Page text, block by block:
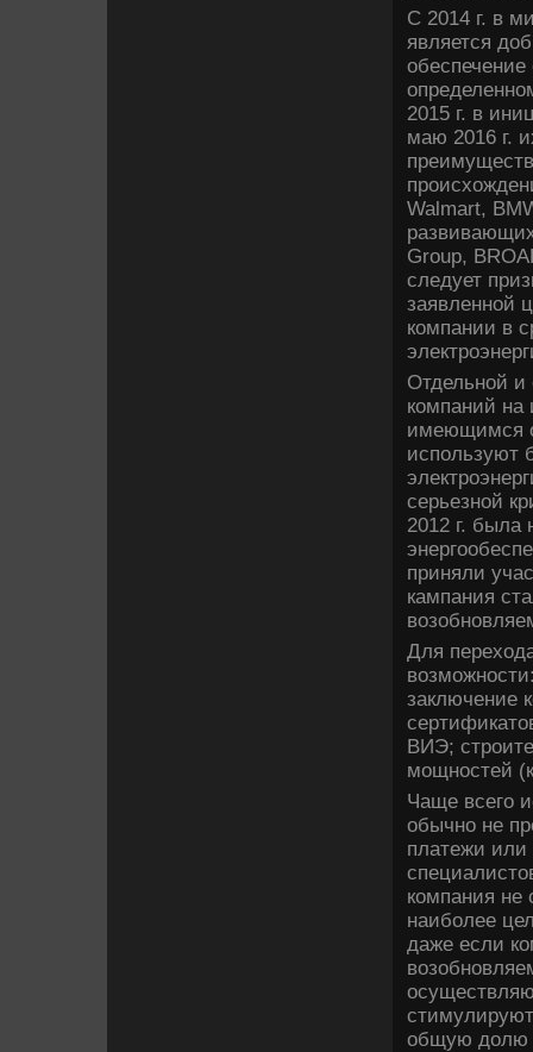
С 2014 г. в
является
обеспечение
2015 г. в
маю 2016 г.
Walmart,
Group,
следует
заявленной
компании в
Отдельной и
компаний на
имеющимся
используют
серьезной
2012 г.
приняли
кампания
Для
заключение
ВИЭ;
мощностей
Чаще всего
обычно не
платежи или
компания не
наиболее
даже если
общую долю